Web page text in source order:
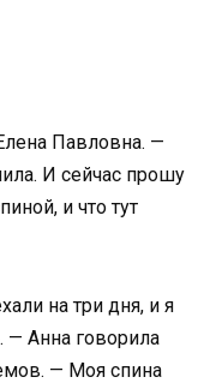
Павловна. —
И сейчас прошу
и что тут
на три дня, и я
— Анна говорила
— Моя спина